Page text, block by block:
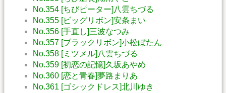
No.354 [ちびピーター]八雲ちづる
No.355 [ビッグリボン]安条まい
No.356 [手直し]三波なつみ
No.357 [ブラックリボン]小松ぼたん
No.358 [ミツメル]八雲ちづる
No.359 [初恋の記憶]久坂あやめ
No.360 [恋と青春]夢路まりあ
No.361 [ゴシックドレス]北川ゆき